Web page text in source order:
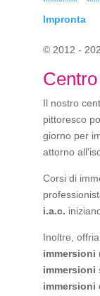
Impronta
© 2012 -
Il nostro
pittoresco
giorno per
attorno
Corsi di
i.a.c.
Inoltre,
immersioni
immersioni
immersioni